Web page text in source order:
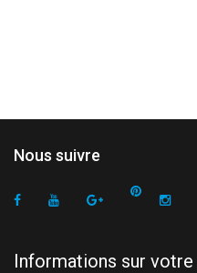
Nous suivre
Informations sur